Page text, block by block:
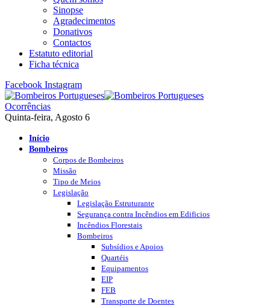
Sinopse
Agradecimentos
Donativos
Contactos
Estatuto editorial
Ficha técnica
Facebook Instagram
Ocorrências
Quinta-feira, Agosto 6
Início
Bombeiros
Corpos de Bombeiros
Missão
Tipo de Meios
Legislação
Legislação Estruturante
Segurança contra Incêndios em Edificios
Incêndios Florestais
Bombeiros
Subsídios e Apoios
Quartéis
Equipamentos
EIP
FEB
Transporte de Doentes